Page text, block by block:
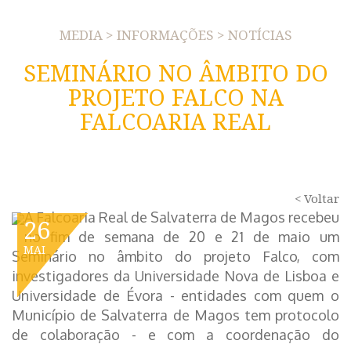
MEDIA > INFORMAÇÕES > NOTÍCIAS
SEMINÁRIO NO ÂMBITO DO
PROJETO FALCO NA
FALCOARIA REAL
< Voltar
26
MAI
A Falcoaria Real de Salvaterra de Magos recebeu
no fim de semana de 20 e 21 de maio um
Seminário no âmbito do projeto Falco, com
investigadores da Universidade Nova de Lisboa e
Universidade de Évora - entidades com quem o
Município de Salvaterra de Magos tem protocolo
de colaboração - e com a coordenação do